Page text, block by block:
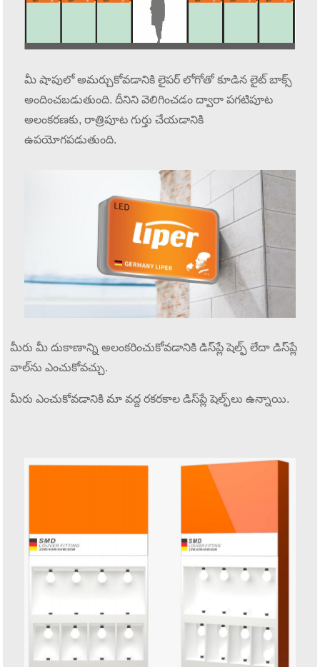
మీ షాపులో అమర్చుకోవడానికి లైపర్ లోగోతో కూడిన లైట్ బాక్స్
అందించబడుతుంది. దీనిని వెలిగించడం ద్వారా పగటిపూట
అలంకరణకు, రాత్రిపూట గుర్తు చేయడానికి
ఉపయోగపడుతుంది.
మీరు మీ దుకాణాన్ని అలంకరించుకోవడానికి డిస్‌ప్లే షెల్ఫ్ లేదా డిస్‌ప్లే
వాల్‌ను ఎంచుకోవచ్చు.
మీరు ఎంచుకోవడానికి మా వద్ద రకరకాల డిస్‌ప్లే షెల్ఫ్‌లు ఉన్నాయి.